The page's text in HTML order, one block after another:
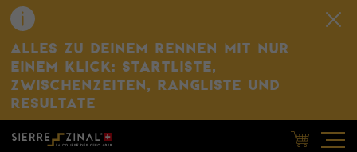
ALLES ZU DEINEM RENNEN MIT NUR
EINEM KLICK: STARTLISTE,
ZWISCHENZEITEN, RANGLISTE UND
RESULTATE